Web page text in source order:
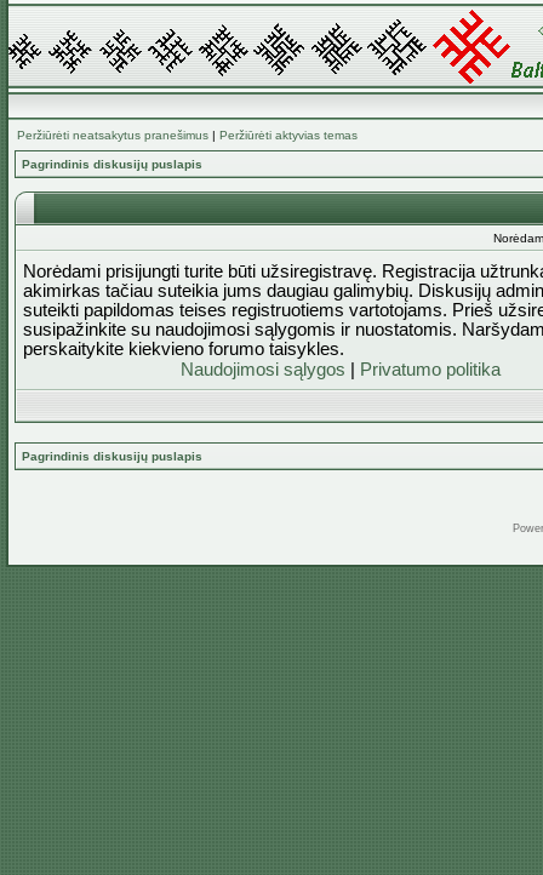
Peržiūrėti neatsakytus pranešimus | Peržiūrėti aktyvias temas
Pagrindinis diskusijų puslapis
Norėdami prisijungti turite būti užsiregistravę. Registracija
akimirkas tačiau suteikia jums daugiau galimybių. Diskusijų
suteikti papildomas teises registruotiems vartotojams. Prieš
susipažinkite su naudojimosi sąlygomis ir nuostatomis.
perskaitykite kiekvieno forumo taisykles.
Naudojimosi sąlygos
Privatumo politika
Pagrindinis diskusijų puslapis